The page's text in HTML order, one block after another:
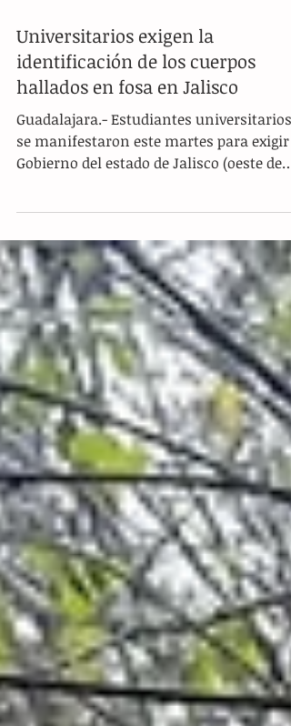
Universitarios exigen la
identificación de los cuerpos
Guadalajara.- Estudiantes universitarios
se manifestaron este martes para exigir
Gobierno del estado de Jalisco (oeste de
México) que...